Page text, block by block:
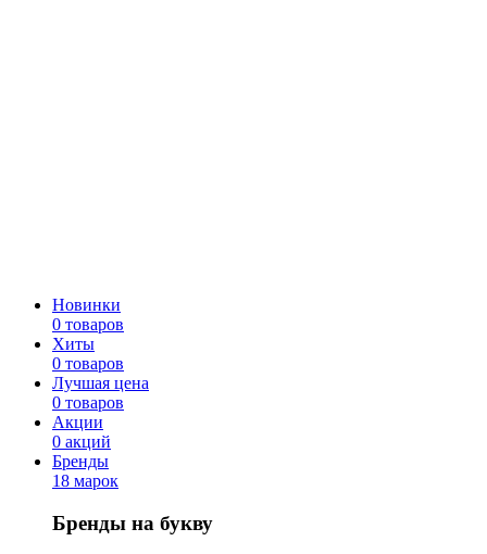
Новинки
0 товаров
Хиты
0 товаров
Лучшая цена
0 товаров
Акции
0 акций
Бренды
18 марок
Бренды на букву